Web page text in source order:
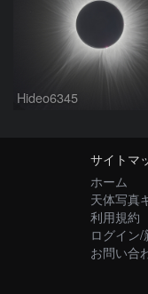
Hideo6345
サイトマ
ホーム
天体写真
利用規約
ログイン
お問い合